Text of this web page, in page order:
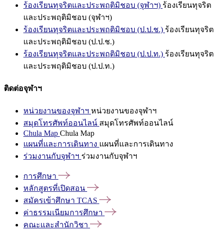
ร้องเรียนทุจริตและประพฤติมิชอบ (จุฬาฯ) ร้องเรียนทุจริต
และประพฤติมิชอบ (จุฬาฯ)
ร้องเรียนทุจริตและประพฤติมิชอบ (ป.ป.ช.) ร้องเรียนทุจริต
และประพฤติมิชอบ (ป.ป.ช.)
ร้องเรียนทุจริตและประพฤติมิชอบ (ป.ป.ท.) ร้องเรียนทุจริต
และประพฤติมิชอบ (ป.ป.ท.)
ติดต่อจุฬาฯ
หน่วยงานของจุฬาฯ หน่วยงานของจุฬาฯ
สมุดโทรศัพท์ออนไลน์ สมุดโทรศัพท์ออนไลน์
Chula Map Chula Map
แผนที่และการเดินทาง แผนที่และการเดินทาง
ร่วมงานกับจุฬาฯ ร่วมงานกับจุฬาฯ
การศึกษา
หลักสูตรที่เปิดสอน
สมัครเข้าศึกษา TCAS
ค่าธรรมเนียมการศึกษา
คณะและสำนักวิชา